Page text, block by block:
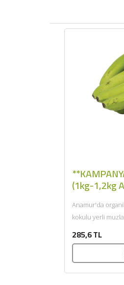
(1kg-1,2kg
Anamur'da
kokulu yerli
285,6 TL